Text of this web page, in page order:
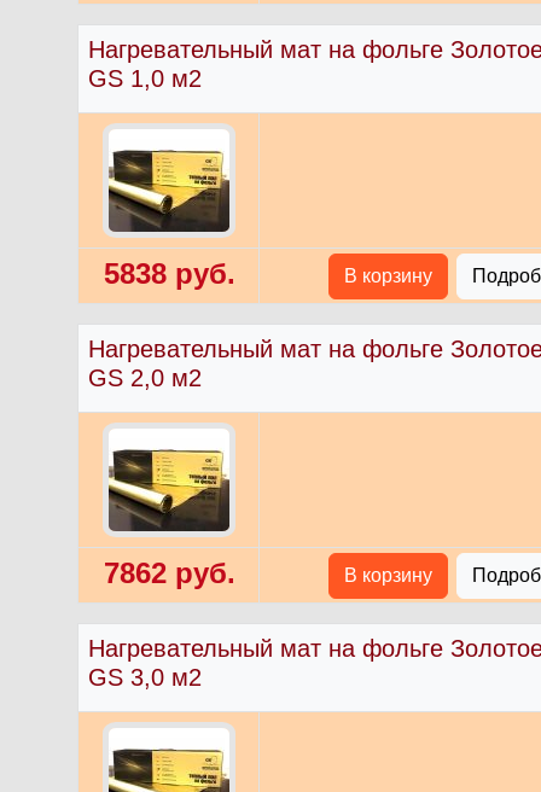
Нагревательный мат на фольге
GS 1,0 м2
5838 руб. В корзину
Нагревательный мат на фольге
GS 2,0 м2
7862 руб. В корзину
Нагревательный мат на фольге
GS 3,0 м2